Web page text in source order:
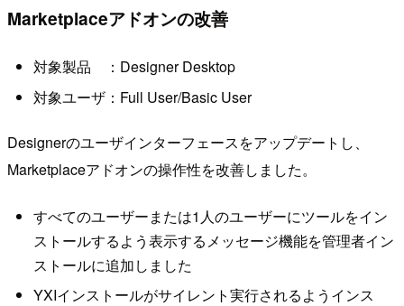
Marketplaceアドオンの改善
対象製品 ：Designer Desktop
対象ユーザ：Full User/Basic User
Designerのユーザインターフェースをアップデートし、
Marketplaceアドオンの操作性を改善しました。
すべてのユーザーまたは1人のユーザーにツールをイン
ストールするよう表示するメッセージ機能を管理者イン
ストールに追加しました
YXIインストールがサイレント実行されるようインス